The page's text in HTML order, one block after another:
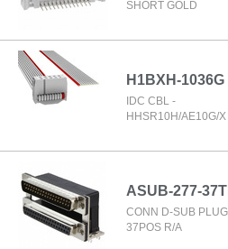
SHORT GOLD
H1BXH-1036G
IDC CBL -
HHSR10H/AE10G/X
ASUB-277-
CONN D-SUB
37POS R/A